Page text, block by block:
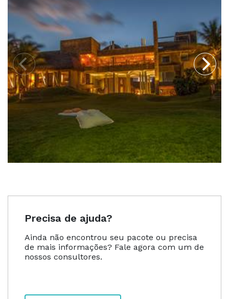
Precisa de ajuda?
Ainda não encontrou seu pacote ou precisa
de mais informações? Fale agora com um de
nossos consultores.